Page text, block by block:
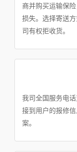
商并购买运输保
损失。选择寄送
司有权拒收货。
我司全国服务电
接到用户的报修
案。